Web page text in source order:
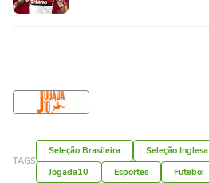
TAGS
Seleção Brasileira Seleção Inglesa
Jogada10
Esportes Futebol